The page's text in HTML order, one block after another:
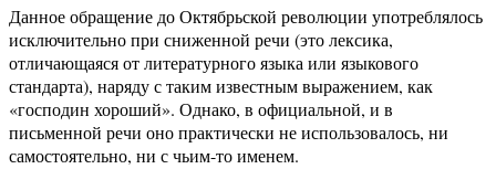
Данное обращение до Октябрьской революции употреблялось
исключительно при сниженной речи (это лексика,
отличающаяся от литературного языка или языкового
стандарта), наряду с таким известным выражением, как
«господин хороший». Однако, в официальной, и в
письменной речи оно практически не использовалось, ни
самостоятельно, ни с чьим-то именем.